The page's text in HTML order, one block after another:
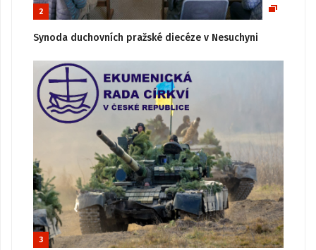
2
Synoda duchovních pražské diecéze v Nesuchyni
3